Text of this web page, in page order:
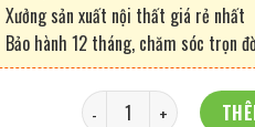
Xưởng sản xuất nội thất giá rẻ nhất
Bảo hành 12 tháng, chăm sóc trọn
Tranh gạch 3d cửu ngư